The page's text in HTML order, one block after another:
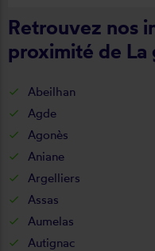
Retrouvez nos
proximité de
Abeilhan
Agde
Agonès
Aniane
Argelliers
Assas
Aumelas
Autignac